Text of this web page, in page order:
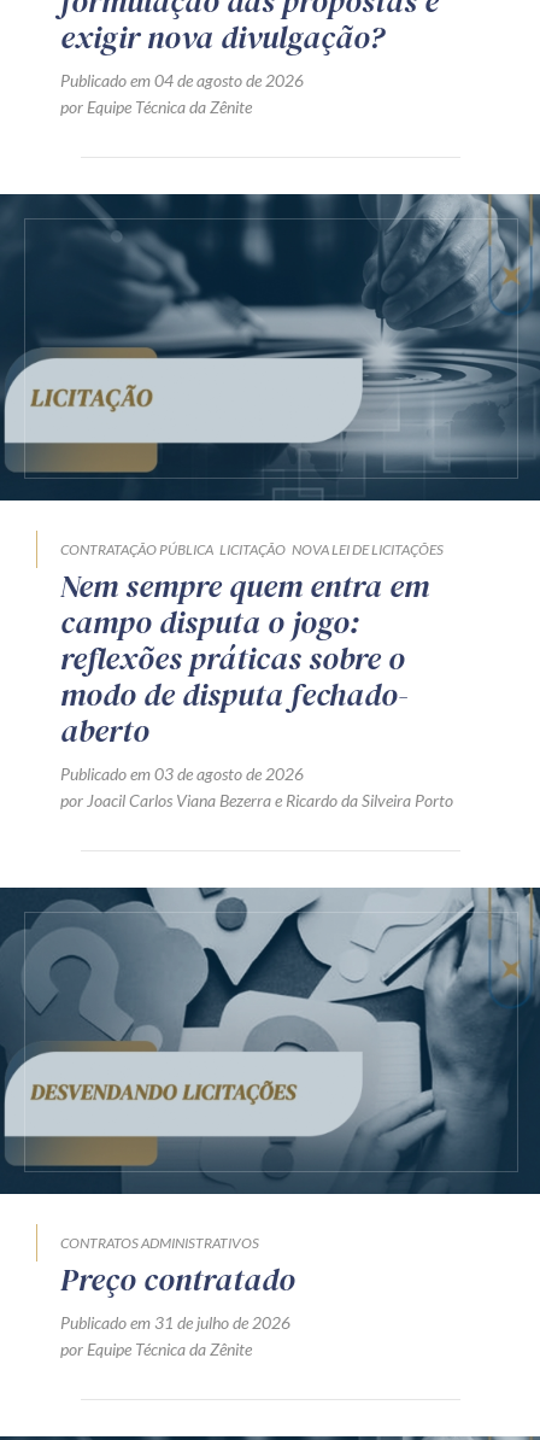
exigir nova divulgação?
Publicado em 04 de agosto de 2026
por Equipe Técnica da Zênite
CONTRATAÇÃO PÚBLICA LICITAÇÃO NOVA LEI DE LICITAÇÕES
Nem sempre quem entra em
campo disputa o jogo:
reflexões práticas sobre o
modo de disputa fechado-
aberto
Publicado em 03 de agosto de 2026
por Joacil Carlos Viana Bezerrae Ricardo da Silveira Porto
CONTRATOS ADMINISTRATIVOS
Preço contratado
Publicado em 31 de julho de 2026
por Equipe Técnica da Zênite